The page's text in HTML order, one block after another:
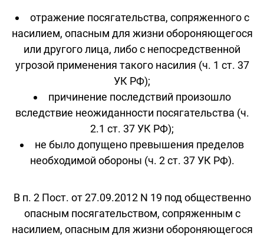
отражение посягательства, сопряженного с
насилием, опасным для жизни обороняющегося
или другого лица, либо с непосредственной
угрозой применения такого насилия (ч. 1 ст. 37
УК РФ);
причинение последствий произошло
вследствие неожиданности посягательства (ч.
2.1 ст. 37 УК РФ);
не было допущено превышения пределов
необходимой обороны (ч. 2 ст. 37 УК РФ).
В п. 2 Пост. от 27.09.2012 N 19 под общественно
опасным посягательством, сопряженным с
насилием, опасным для жизни обороняющегося